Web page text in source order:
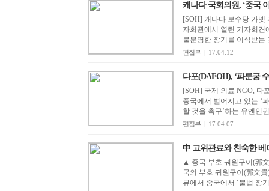
캐나다 국회의원, ‘중국
[SOH] 캐나다 보수당 가넷
자회관에서 열린 기자회견
불분명한 장기를 이식받는
편집부 17.04.12
다포(DAFOH), ‘파룬궁
[SOH] 국제 의료 NGO, 다
중국에서 벌어지고 있는 ‘
할 것을 촉구’하는 유엔인
편집부 17.04.07
中 고위관료와 친숙한 베
▲ 중국 부호 궈원구이(郭
국의 부호 궈원구이(郭文
뷰에서 중국에서 ‘불법 장